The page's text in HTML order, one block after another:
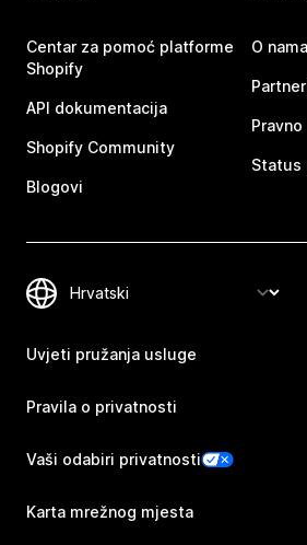
Centar za pomoć platforme
Shopify
API dokumentacija
Shopify Community
Blogovi
O nama
Pravno
Status
Uvjeti pružanja usluge
Pravila o privatnosti
Vaši odabiri privatnosti
Karta mrežnog mjesta